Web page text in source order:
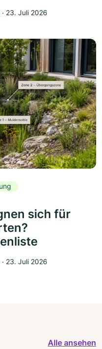
‧ 23. Juli 2026
sich für
‧ 23. Juli 2026
Alle ansehen